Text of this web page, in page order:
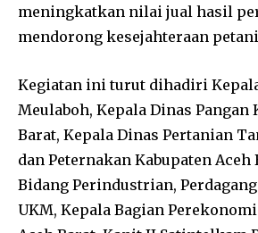
meningkatkan nilai jual hasil
mendorong kesejahteraan
Kegiatan ini turut dihadiri
Meulaboh, Kepala Dinas Pangan
Barat, Kepala Dinas Pertanian
dan Peternakan Kabupaten Aceh
Bidang Perindustrian,
UKM, Kepala Bagian